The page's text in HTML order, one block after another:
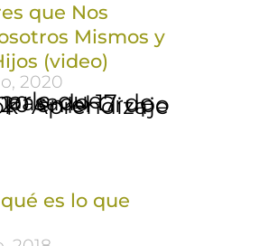
que Nos
Mismos y
(video)
2020
Junio de 2020 en el Grupo De Facebook Aprendizaje
es lo que